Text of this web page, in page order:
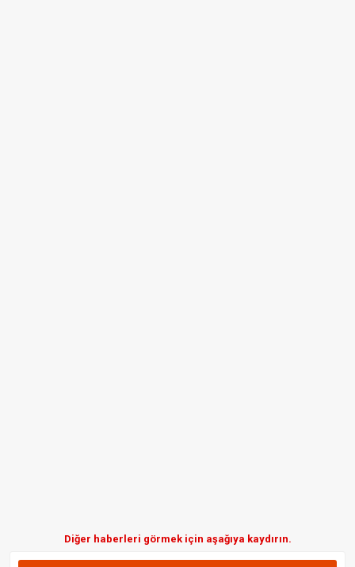
Diğer haberleri görmek için aşağıya kaydırın.